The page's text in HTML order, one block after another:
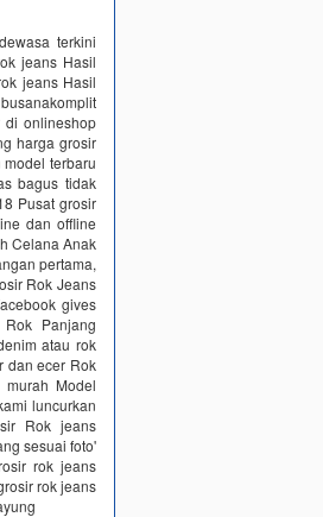
terkini
jeans Hasil
jeans Hasil
di onlineshop
harga grosir
terbaru
bagus tidak
Pusat grosir
dan offline
Celana Anak
pertama,
Rok Jeans
gives
Panjang
atau rok
dan ecer Rok
Model
luncurkan
Rok jeans
sesuai foto'
rok jeans
rok jeans